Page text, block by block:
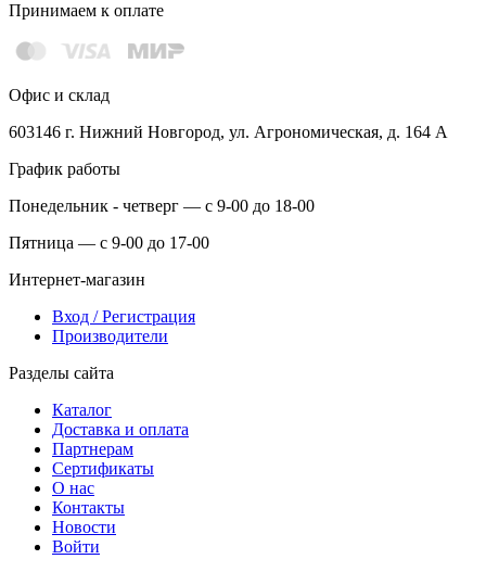
Принимаем к оплате
Офис и склад
603146 г. Нижний Новгород, ул. Агрономическая, д. 164 А
График работы
Понедельник - четверг — с 9-00 до 18-00
Пятница — с 9-00 до 17-00
Интернет-магазин
Вход / Регистрация
Производители
Разделы сайта
Каталог
Доставка и оплата
Партнерам
Сертификаты
О нас
Контакты
Новости
Войти